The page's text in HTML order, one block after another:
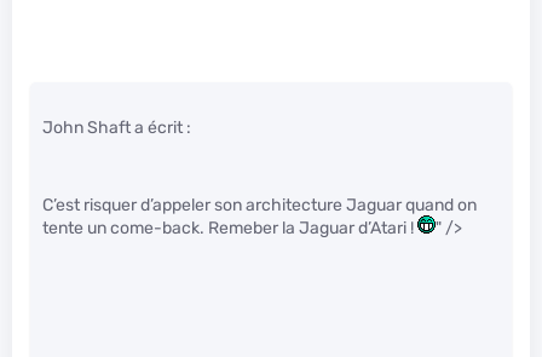
John Shaft a écrit :
C’est risquer d’appeler son architecture Jaguar quand on
tente un come-back. Remeber la Jaguar d’Atari !
" />